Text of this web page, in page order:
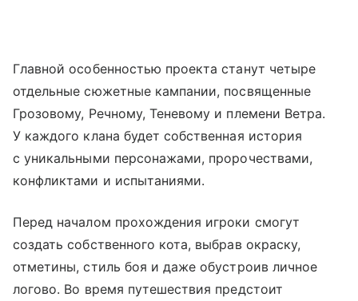
Главной особенностью проекта станут четыре
отдельные сюжетные кампании, посвященные
Грозовому, Речному, Теневому и племени Ветра.
У каждого клана будет собственная история
с уникальными персонажами, пророчествами,
конфликтами и испытаниями.
Перед началом прохождения игроки смогут
создать собственного кота, выбрав окраску,
отметины, стиль боя и даже обустроив личное
логово. Во время путешествия предстоит